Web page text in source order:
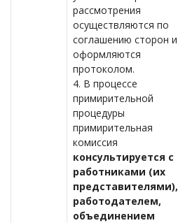
рассмотрения
осуществляются по
соглашению сторон и
оформляются
протоколом.
4. В процессе
примирительной
процедуры
примирительная
комиссия
консультируется с
работниками (их
представителями),
работодателем,
объединением